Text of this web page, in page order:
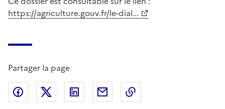
https://agriculture.gouv.fr/le-dial...
Partager la page
Partager sur Facebook
Partager sur X (anciennement Twitter)
Partager sur LinkedIn
Partager par email